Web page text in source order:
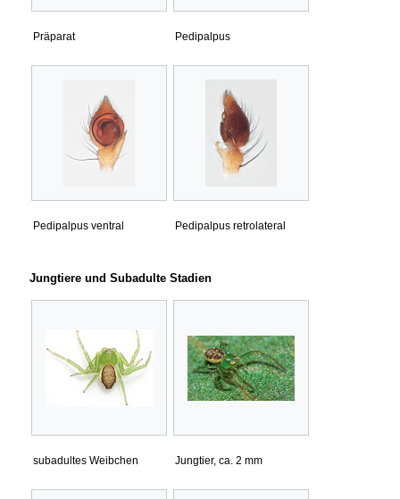
Präparat Pedipalpus
Pedipalpus ventral Pedipalpus retrolateral
Jungtiere und Subadulte Stadien
subadultes Weibchen Jungtier, ca. 2 mm